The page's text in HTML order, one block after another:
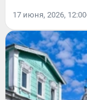
17 июня, 2026, 12:00